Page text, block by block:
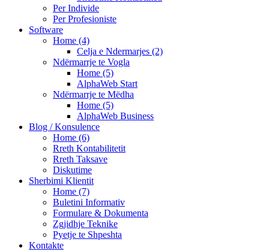
Per Individe
Per Profesioniste
Software
Home (4)
Celja e Ndermarjes (2)
Ndërmarrje te Vogla
Home (5)
AlphaWeb Start
Ndërmarrje te Mëdha
Home (5)
AlphaWeb Business
Blog / Konsulence
Home (6)
Rreth Kontabilitetit
Rreth Taksave
Diskutime
Sherbimi Klientit
Home (7)
Buletini Informativ
Formulare & Dokumenta
Zgjidhje Teknike
Pyetje te Shpeshta
Kontakte